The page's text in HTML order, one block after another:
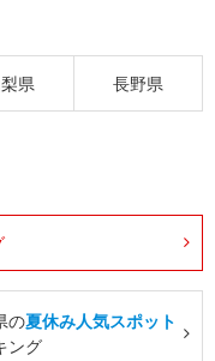
県 長野県
の夏休み人気スポット
ング